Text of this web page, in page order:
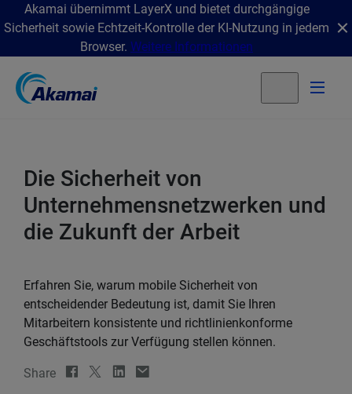
Akamai übernimmt LayerX und bietet durchgängige
Sicherheit sowie Echtzeit-Kontrolle der KI-Nutzung in jedem
Browser. Weitere Informationen
Die Sicherheit von
Unternehmensnetzwerken und
die Zukunft der Arbeit
Erfahren Sie, warum mobile Sicherheit von
entscheidender Bedeutung ist, damit Sie Ihren
Mitarbeitern konsistente und richtlinienkonforme
Geschäftstools zur Verfügung stellen können.
Share